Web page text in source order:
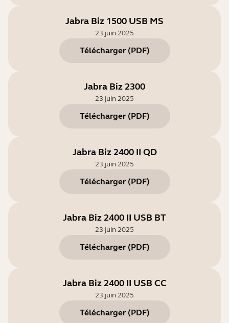
Jabra Biz 1500 USB MS
23 juin 2025
Télécharger (PDF)
Jabra Biz 2300
23 juin 2025
Télécharger (PDF)
Jabra Biz 2400 II QD
23 juin 2025
Télécharger (PDF)
Jabra Biz 2400 II USB BT
23 juin 2025
Télécharger (PDF)
Jabra Biz 2400 II USB CC
23 juin 2025
Télécharger (PDF)